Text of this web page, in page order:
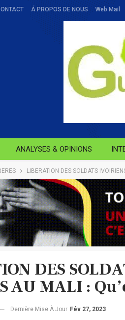
Á PROPOS DE NOUS Web Mail
ANALYSES & OPINIONS
LIBERATION DES SOLDATS
DES
AU MALI :
Dernière Mise À Jour Fév 27, 2023